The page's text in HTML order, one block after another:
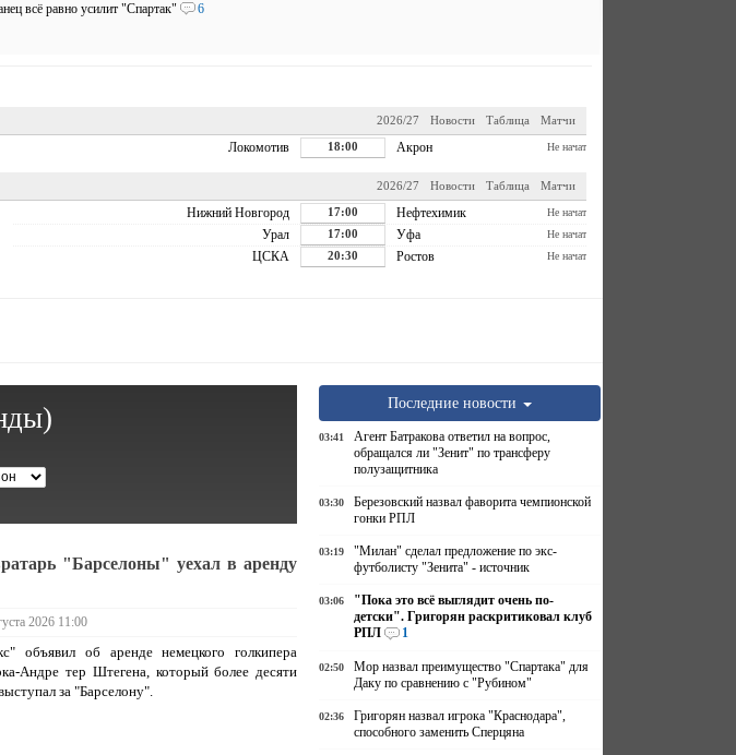
всё равно усилит "Спартак"
6
Матчи
Таблица
Новости
2026/27
Локомотив 18:00 Акрон Не начат
Матчи
Таблица
Новости
2026/27
Нижний Новгород 17:00 Нефтехимик Не начат
Урал 17:00 Уфа Не начат
ЦСКА 20:30 Ростов Не начат
"Барселоны" уехал в аренду
2026 11:00
объявил об аренде немецкого голкипера
Андре тер Штегена, который более десяти
за "Барселону".
Последние новости
03:41
Агент Батракова ответил на вопрос,
обращался ли "Зенит" по трансферу
полузащитника
03:30
Березовский назвал фаворита чемпионской
гонки РПЛ
03:19
"Милан" сделал предложение по экс-
футболисту "Зенита" - источник
03:06
"Пока это всё выглядит очень по-
детски". Григорян раскритиковал клуб
РПЛ
1
02:50
Мор назвал преимущество "Спартака" для
Даку по сравнению с "Рубином"
02:36
Григорян назвал игрока "Краснодара",
способного заменить Сперцяна